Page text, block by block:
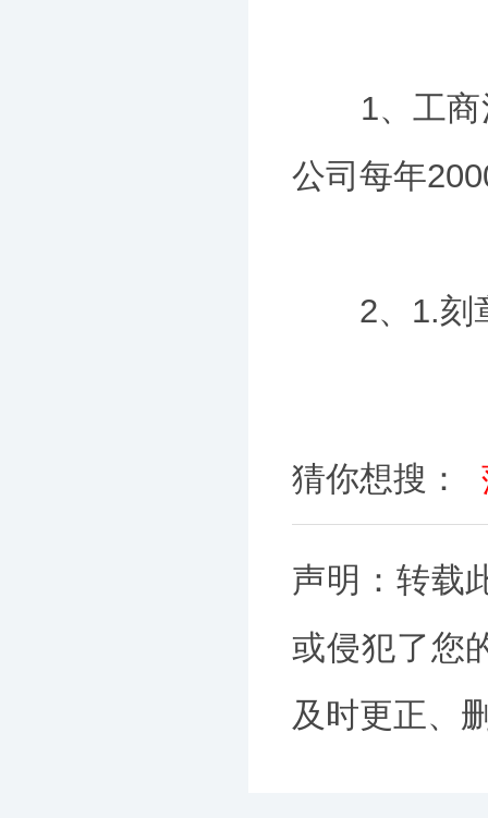
1、工商注
公司每年
2、1.刻章
猜你想搜：
声明：转载
或侵犯了您
及时更正、